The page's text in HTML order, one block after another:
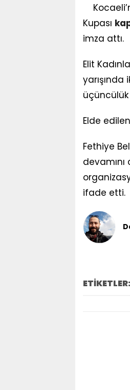
Kupası
imza attı.
Elit
yarışında
Elde
Fethiye
ifade etti.
ETİKETLER: